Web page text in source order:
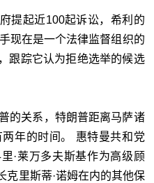
提起近100起诉讼，希利的
现在是一个法律监督组织的
跟踪它认为拒绝选举的候选
的关系，特朗普距离马萨诸
年的时间。 惠特曼共和党
·莱万多夫斯基作为高级顾
克里斯蒂·诺姆在内的其他保